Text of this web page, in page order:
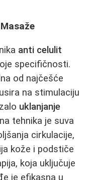
anti celulit
specifičnosti.
od najčešće
na stimulaciju
uklanjanje
tehnika je suva
cirkulacije,
kože i podstiče
koja uključuje
je efikasna u